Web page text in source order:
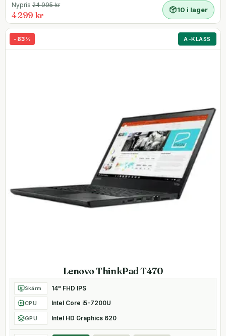
Nypris 24 995kr
4 299 kr
10 i lager
- 83% A-KLASS
Lenovo ThinkPad T470
Skärm 14" FHD IPS
CPU Intel Core i5-7200U
GPU Intel HD Graphics 620